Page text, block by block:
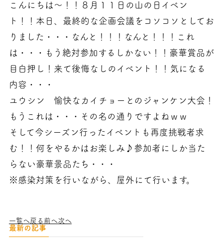
こんにちは～！！８月１１日の山の日イベン
ト！！本日、最終的な企画会議をコソコソとしてお
りました・・・なんと！！！なんと！！！これ
は・・・もう絶対参加するしかない！！豪華賞品が
目白押し！来て後悔なしのイベント！！気になる
内容・・・
ユウシン 愉快なカイチョーとのジャンケン大会！
もうこれは・・・その名の通りですよねｗｗ
そして今シーズン行ったイベントも再度挑戦者求
む！！何をやるかはお楽しみ♪参加者にしか当た
らない豪華景品たち・・・
※感染対策を行いながら、屋外にて行います。
一覧へ戻る 前へ次へ
最新の記事